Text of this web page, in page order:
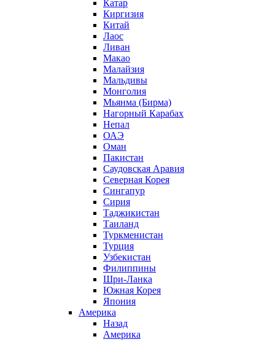
Катар
Киргизия
Китай
Лаос
Ливан
Макао
Малайзия
Мальдивы
Монголия
Мьянма (Бирма)
Нагорный Карабах
Непал
ОАЭ
Оман
Пакистан
Саудовская Аравия
Северная Корея
Сингапур
Сирия
Таджикистан
Таиланд
Туркменистан
Турция
Узбекистан
Филиппины
Шри-Ланка
Южная Корея
Япония
Америка
Назад
Америка